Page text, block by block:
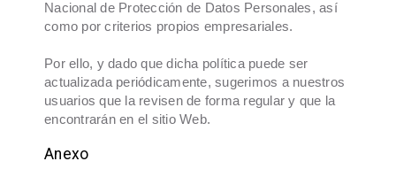
Nacional de Protección de Datos Personales, así
como por criterios propios empresariales.
Por ello, y dado que dicha política puede ser
actualizada periódicamente, sugerimos a nuestros
usuarios que la revisen de forma regular y que la
encontrarán en el sitio Web.
Anexo